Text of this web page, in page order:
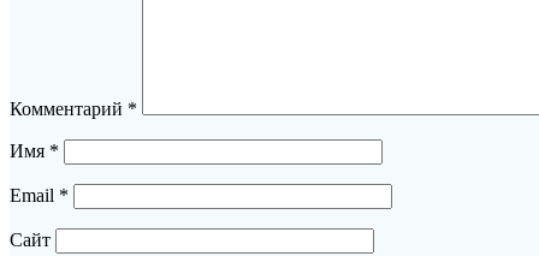
Комментарий *
Имя *
Email *
Сайт